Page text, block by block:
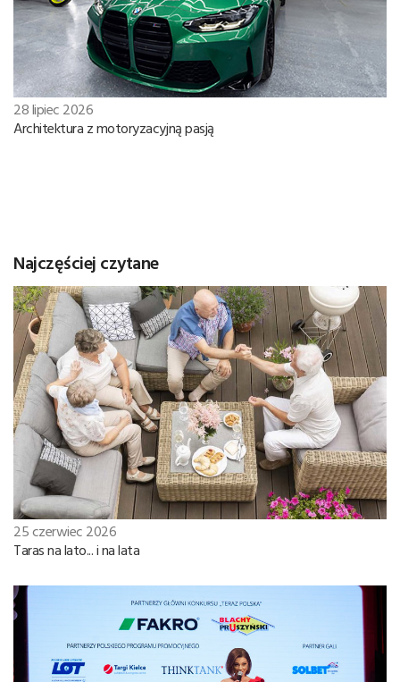
28 lipiec 2026
Architektura z motoryzacyjną pasją
Najczęściej czytane
25 czerwiec 2026
Taras na lato... i na lata